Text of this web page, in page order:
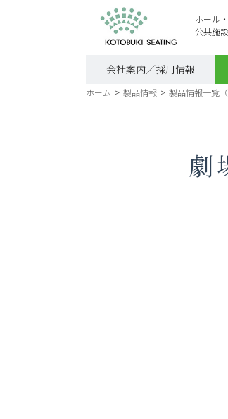
ホール
公共施
会社案内／採用情報
ホーム > 製品情報 > 製品情報一覧
劇